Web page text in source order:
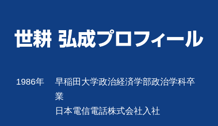
1986年
早稲田大学政治経済学部政治学科卒
業
日本電信電話株式会社入社